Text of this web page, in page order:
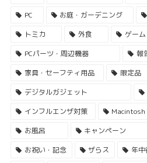
PC
お庭・ガーデニング
トミカ
外食 ゲーム
PCパーツ・周辺機器
報
家具・セーフティ用品
限定品
デジタルガジェット
インフルエンザ対策
Macintosh
お風呂
キャンペーン
お祝い・記念
ザらス 年